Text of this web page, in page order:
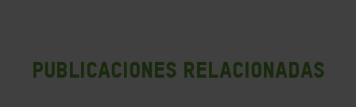
PUBLICACIONES RELACIONADAS